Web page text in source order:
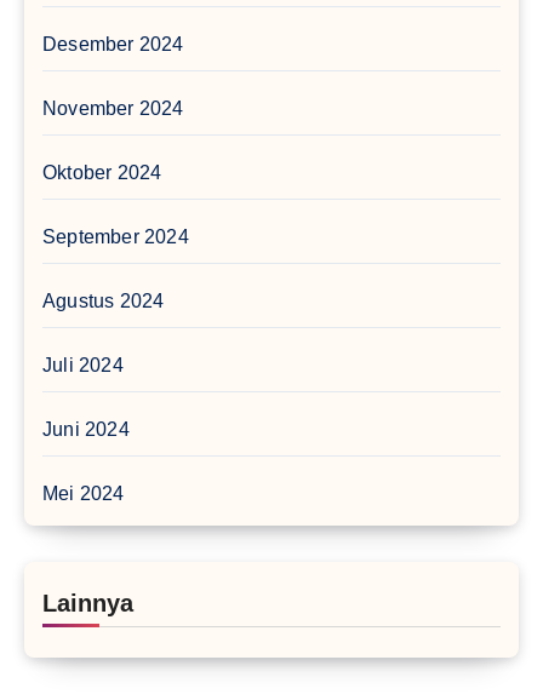
Desember 2024
November 2024
Oktober 2024
September 2024
Agustus 2024
Juli 2024
Juni 2024
Mei 2024
Lainnya